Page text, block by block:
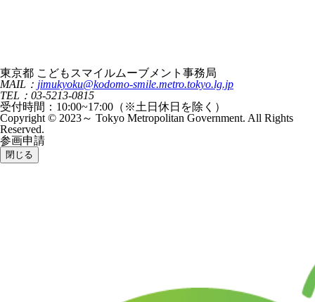
東京都 こどもスマイルムーブメント事務局
MAIL： jimukyoku@kodomo-smile.metro.tokyo.lg.jp
TEL：03-5213-0815
受付時間：10:00~17:00（※土日休日を除く）
Copyright © 2023～ Tokyo Metropolitan Government. All Rights
Reserved.
参画申請
閉じる